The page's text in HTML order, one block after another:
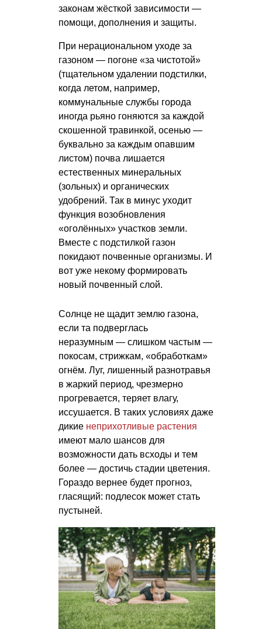
законам жёсткой зависимости —
помощи, дополнения и защиты.
При нерациональном уходе за
газоном — погоне «за чистотой»
(тщательном удалении подстилки,
когда летом, например,
коммунальные службы города
иногда рьяно гоняются за каждой
скошенной травинкой, осенью —
буквально за каждым опавшим
листом) почва лишается
естественных минеральных
(зольных) и органических
удобрений. Так в минус уходит
функция возобновления
«оголённых» участков земли.
Вместе с подстилкой газон
покидают почвенные организмы. И
вот уже некому формировать
новый почвенный слой.
Солнце не щадит землю газона,
если та подверглась
неразумным — слишком частым —
покосам, стрижкам, «обработкам»
огнём. Луг, лишенный разнотравья
в жаркий период, чрезмерно
прогревается, теряет влагу,
иссушается. В таких условиях даже
дикие неприхотливые растения
имеют мало шансов для
возможности дать всходы и тем
более — достичь стадии цветения.
Гораздо вернее будет прогноз,
гласящий: подлесок может стать
пустыней.